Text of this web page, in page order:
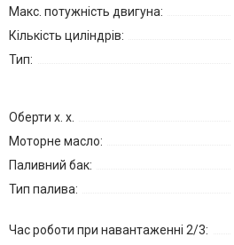
Макс. потужність двигуна:
Кількість циліндрів:
Тип:
Оберти х. х.
Моторне масло:
Паливний бак:
Тип палива:
Час роботи при навантаженні 2/3: